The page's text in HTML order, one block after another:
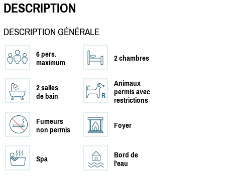
DESCRIPTION
DESCRIPTION GÉNÉRALE
6 pers.
maximum
2 chambres
2 salles
de bain
Animaux
permis avec
restrictions
Fumeurs
non permis
Foyer
Spa
Bord de
l'eau